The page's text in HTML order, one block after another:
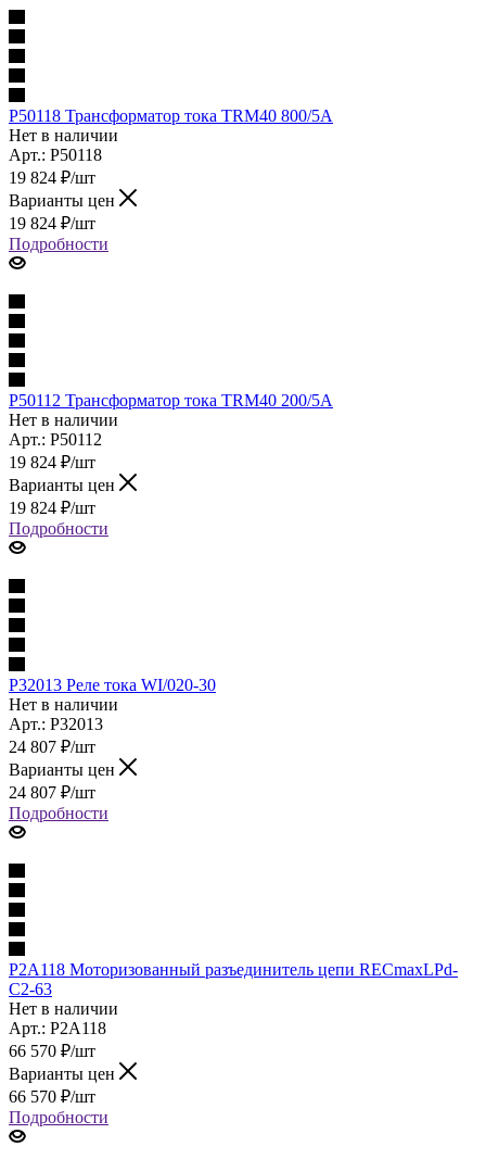
P50118 Трансформатор тока TRM40 800/5A
Нет в наличии
Арт.: P50118
19 824 ₽/шт
Варианты цен
19 824 ₽/шт
Подробности
P50112 Трансформатор тока TRM40 200/5A
Нет в наличии
Арт.: P50112
19 824 ₽/шт
Варианты цен
19 824 ₽/шт
Подробности
P32013 Реле тока WI/020-30
Нет в наличии
Арт.: P32013
24 807 ₽/шт
Варианты цен
24 807 ₽/шт
Подробности
P2A118 Моторизованный разъединитель цепи RECmaxLPd-
C2-63
Нет в наличии
Арт.: P2A118
66 570 ₽/шт
Варианты цен
66 570 ₽/шт
Подробности